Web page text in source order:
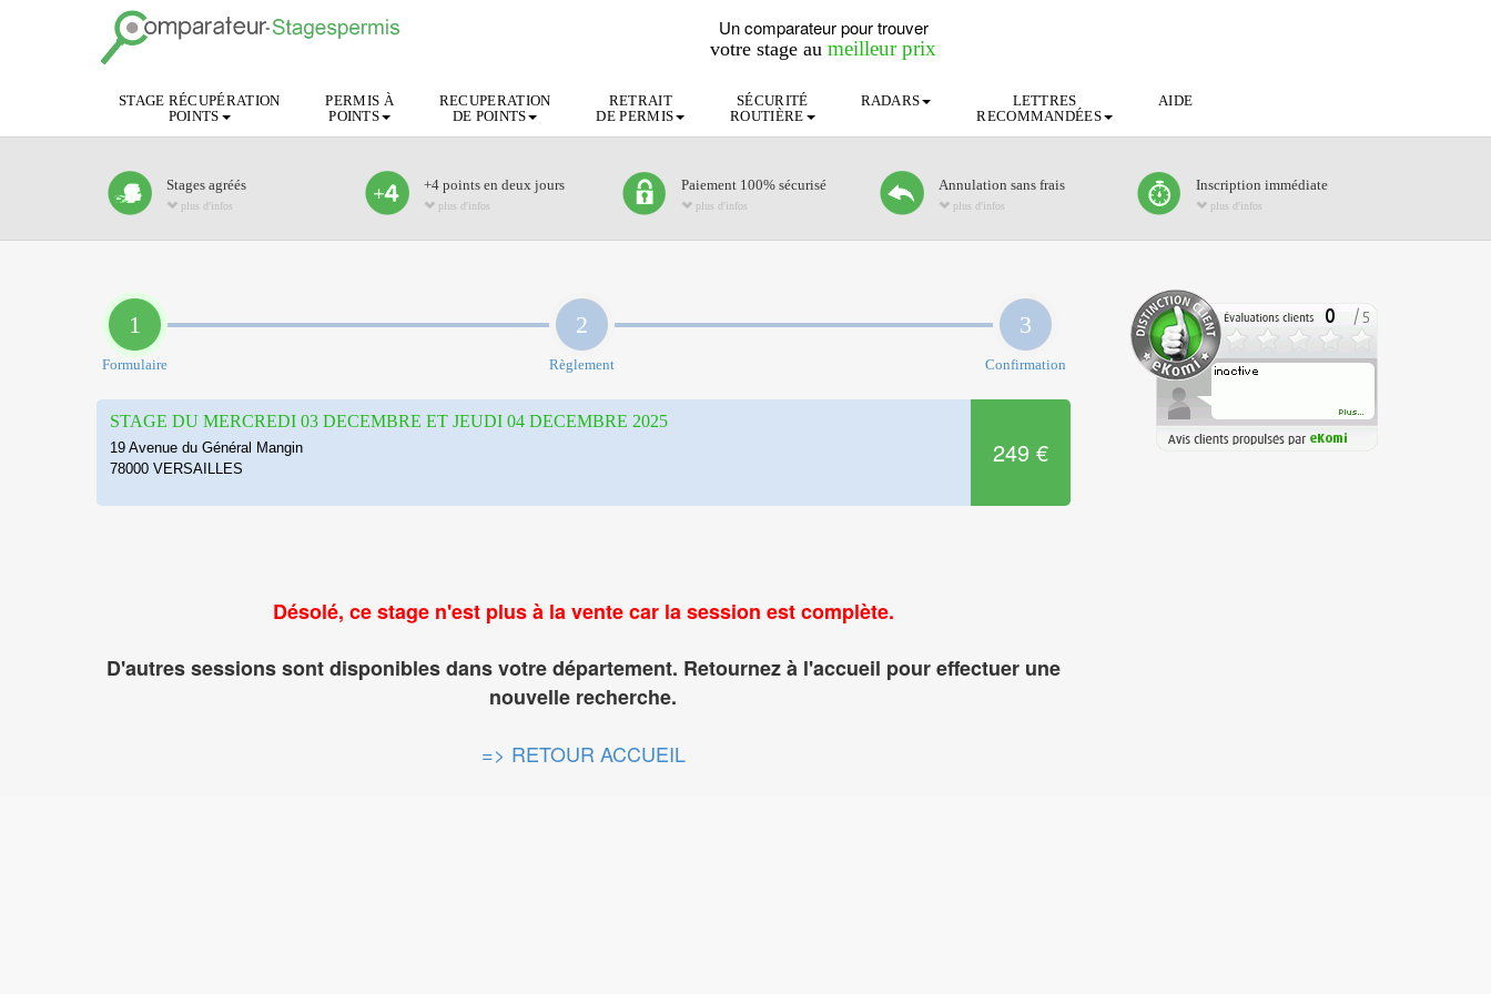
Un comparateur pour trouver
votre stage aumeilleur prix
STAGE RÉCUPÉRATION
POINTS
PERMIS À
POINTS
RECUPERATION
DE POINTS
RETRAIT
DE PERMIS
SÉCURITÉ
ROUTIÈRE
RADARS
LETTRES
RECOMMANDÉES
AIDE
Stages agréés
plus d'infos
+4 points en deux jours
plus d'infos
Paiement 100% sécurisé
plus d'infos
Annulation sans frais
plus d'infos
Inscription immédiate
plus d'infos
1
Formulaire
2
Règlement
3
Confirmation
STAGE DU MERCREDI 03 DECEMBRE ET JEUDI 04 DECEMBRE 2025
19 Avenue du Général Mangin
78000 VERSAILLES
249 €
Désolé, ce stage n'est plus à la vente car la session est complète.
D'autres sessions sont disponibles dans votre département. Retournez à l'accueil pour effectuer une
nouvelle recherche.
=> RETOUR ACCUEIL